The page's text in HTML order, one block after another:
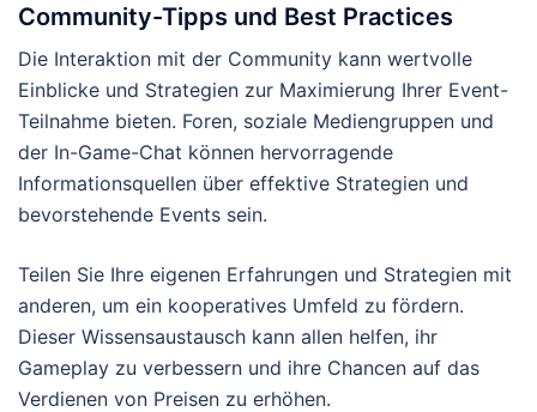
Community-Tipps und Best Practices
Die Interaktion mit der Community kann wertvolle
Einblicke und Strategien zur Maximierung Ihrer Event-
Teilnahme bieten. Foren, soziale Mediengruppen und
der In-Game-Chat können hervorragende
Informationsquellen über effektive Strategien und
bevorstehende Events sein.
Teilen Sie Ihre eigenen Erfahrungen und Strategien mit
anderen, um ein kooperatives Umfeld zu fördern.
Dieser Wissensaustausch kann allen helfen, ihr
Gameplay zu verbessern und ihre Chancen auf das
Verdienen von Preisen zu erhöhen.